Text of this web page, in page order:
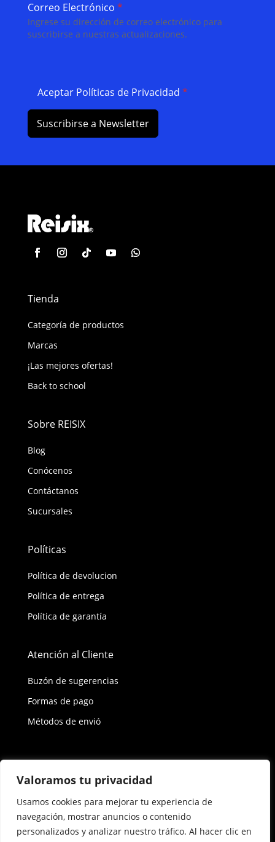
Valoramos tu privacidad
Usamos cookies para mejorar tu experiencia de
navegación, mostrar anuncios o contenido
personalizados y analizar nuestro tráfico. Al hacer clic en
Correo Electrónico *
Ingrese su dirección de correo electrónico para
suscribirse a nuestras actualizaciones.
Aceptar Políticas de Privacidad *
Suscribirse a Newsletter
Tienda
Categoría de productos
Marcas
¡Las mejores ofertas!
Back to school
Sobre REISIX
Blog
Conócenos
Contáctanos
Sucursales
Políticas
Política de devolucion
Política de entrega
Política de garantía
Atención al Cliente
Buzón de sugerencias
Formas de pago
Métodos de envió
Política de privacidad
Copyright © 2026 Reisix. Todos los derechos
reservados.